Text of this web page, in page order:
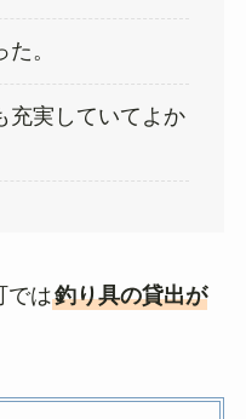
。
充実していてよか
では釣り具の貸出が